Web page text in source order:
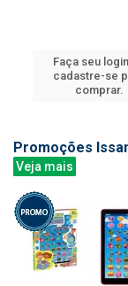
Faça seu
cadastre-se
comprar.
Promoções
Veja mais